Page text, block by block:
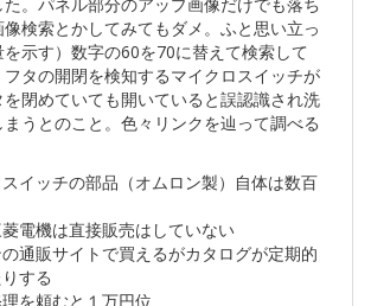
検索とかしてみてもダメ。ふと思い立っ
示す）数字の60を70に替えて検索して
フタの開閉を検知するマイクロスイッチが
閉めていても開いていると誤認識され洗
うとのこと。色々リンクを辿って調べる
イッチの部品（オムロン製）自体は数百
電機は直接販売はしていない
通販サイトで買えるがカタログが定期的
する
を頼むと１万円位